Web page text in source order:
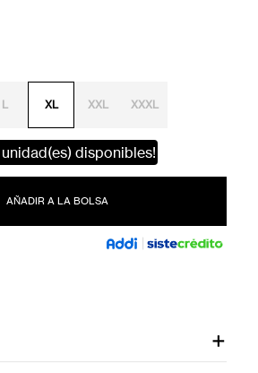
L XL XXL XXXL
unidad(es) disponibles!
AÑADIR A LA BOLSA